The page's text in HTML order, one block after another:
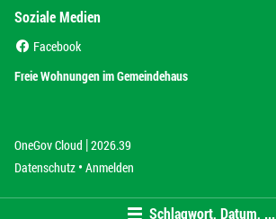
Schlagwort, Datum, ...
Soziale Medien
Facebook
Freie Wohnungen im Gemeindehaus
OneGov Cloud (External Link)
|2026.39
Datenschutz (External Link)
Anmelden